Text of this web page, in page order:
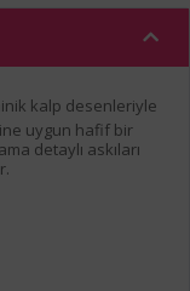
kalp desenleriyle
uygun hafif bir
detaylı askıları